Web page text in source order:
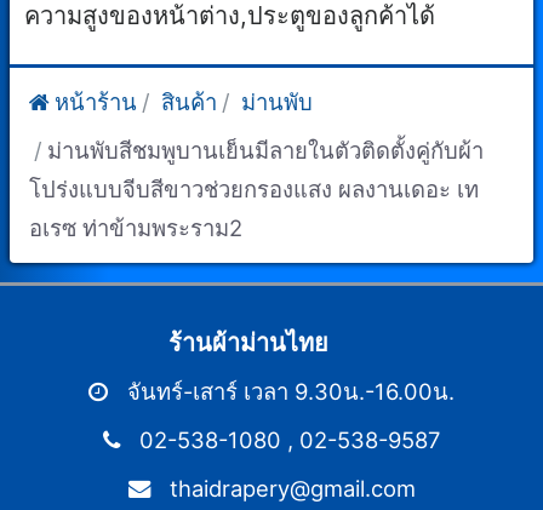
ความสูงของหน้าต่าง,ประตูของลูกค้าได้
หน้าร้าน สินค้า
ม่านพับ
ม่านพับสีชมพูบานเย็นมีลายในตัวติดตั้งคู่กับผ้า
โปร่งแบบจีบสีขาวช่วยกรองแสง ผลงานเดอะ เท
อเรซ ท่าข้ามพระราม2
ร้านผ้าม่านไทย
จันทร์-เสาร์ เวลา 9.30น.-16.00น.
02-538-1080 , 02-538-9587
thaidrapery@gmail.com